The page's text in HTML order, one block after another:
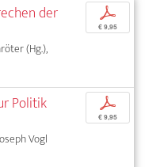
der
(Hg.),
p
€ 9,95
Politik
Vogl
p
€ 9,95